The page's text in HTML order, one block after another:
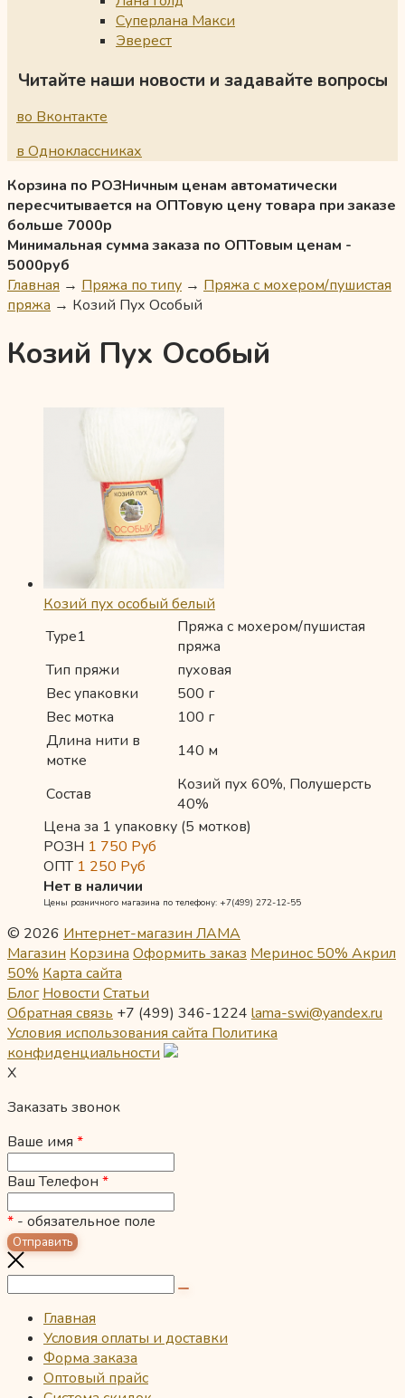
Суперлана Макси
Эверест
Читайте наши новости и задавайте вопросы
во Вконтакте
в Одноклассниках
Корзина по РОЗНичным ценам автоматически
пересчитывается на ОПТовую цену товара при заказе
больше 7000р
Минимальная сумма заказа по ОПТовым ценам -
5000руб
Главная → Пряжа по типу → Пряжа с мохером/пушистая
пряжа → Козий Пух Особый
Козий Пух Особый
Козий пух особый белый
Type1
Пряжа с мохером/пушистая
пряжа
Тип пряжи
пуховая
Вес упаковки
500 г
Вес мотка
100 г
Длина нити в
мотке
140 м
Состав
Козий пух 60%, Полушерсть
40%
Цена за 1 упаковку (5 мотков)
РОЗН 1 750 Руб
ОПТ 1 250 Руб
Нет в наличии
Цены розничного магазина по телефону: +7(499) 272-12-55
© 2026 Интернет-магазин ЛАМА
Магазин Корзина Оформить заказ Меринос 50% Акрил
50% Карта сайта
Блог Новости Статьи
Обратная связь +7 (499) 346-1224 lama-swi@yandex.ru
Условия использования сайта Политика
конфиденциальности
X
Заказать звонок
Ваше имя *
Ваш Телефон *
* - обязательное поле
Главная
Условия оплаты и доставки
Форма заказа
Оптовый прайс